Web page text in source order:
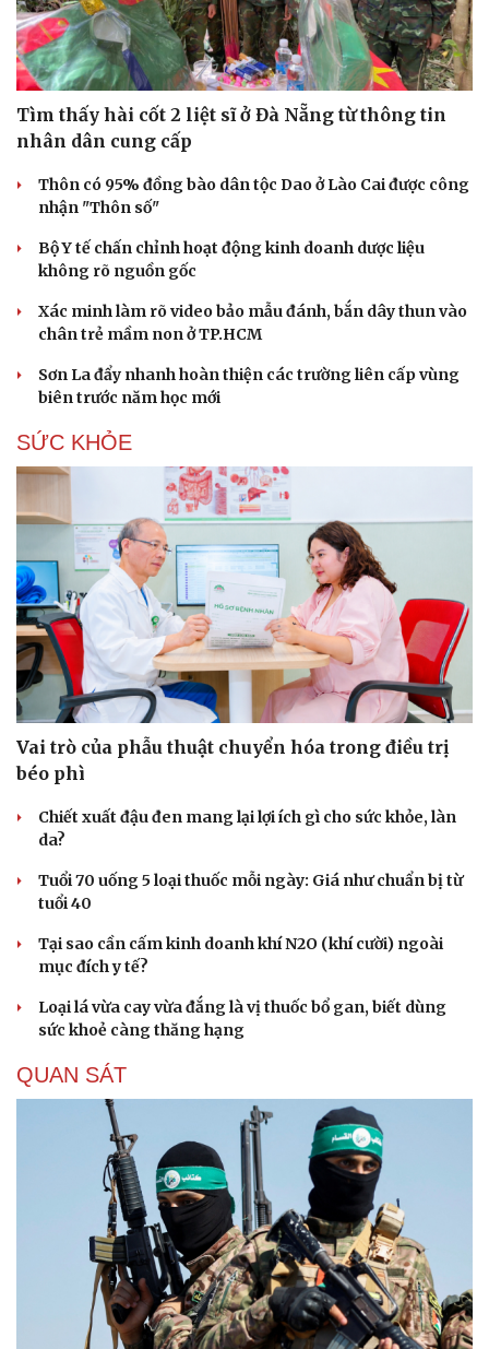
Du lịch
Tư vấn
check-in
Podcast
Cửa sổ tình yêu
Tìm thấy hài cốt 2 liệt sĩ ở Đà Nẵng từ thông tin
nhân dân cung cấp
Thôn có 95% đồng bào dân tộc Dao ở Lào Cai được công
nhận "Thôn số"
Bộ Y tế chấn chỉnh hoạt động kinh doanh dược liệu
không rõ nguồn gốc
Xác minh làm rõ video bảo mẫu đánh, bắn dây thun vào
chân trẻ mầm non ở TP.HCM
Sơn La đẩy nhanh hoàn thiện các trường liên cấp vùng
biên trước năm học mới
SỨC KHỎE
Vai trò của phẫu thuật chuyển hóa trong điều trị
béo phì
Chiết xuất đậu đen mang lại lợi ích gì cho sức khỏe, làn
da?
Tuổi 70 uống 5 loại thuốc mỗi ngày: Giá như chuẩn bị từ
tuổi 40
Tại sao cần cấm kinh doanh khí N2O (khí cười) ngoài
mục đích y tế?
Loại lá vừa cay vừa đắng là vị thuốc bổ gan, biết dùng
sức khoẻ càng thăng hạng
QUAN SÁT